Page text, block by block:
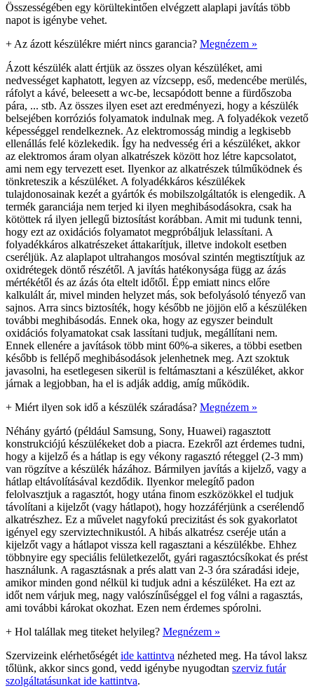
Összességében egy körültekintően elvégzett alaplapi javítás több
napot is igénybe vehet.
+ Az ázott készülékre miért nincs garancia? Megnézem »
Ázott készülék alatt értjük az összes olyan készüléket, ami
nedvességet kaphatott, legyen az vízcsepp, eső, medencébe merülés,
ráfolyt a kávé, beleesett a wc-be, lecsapódott benne a fürdőszoba
pára, ... stb. Az összes ilyen eset azt eredményezi, hogy a készülék
belsejében korróziós folyamatok indulnak meg. A folyadékok vezető
képességgel rendelkeznek. Az elektromosság mindig a legkisebb
ellenállás felé közlekedik. Így ha nedvesség éri a készüléket, akkor
az elektromos áram olyan alkatrészek között hoz létre kapcsolatot,
ami nem egy tervezett eset. Ilyenkor az alkatrészek túlműködnek és
tönkreteszik a készüléket. A folyadékkáros készülékek
tulajdonosainak kezét a gyártók és mobilszolgáltatók is elengedik. A
termék garanciája nem terjed ki ilyen meghibásodásokra, csak ha
kötöttek rá ilyen jellegű biztosítást korábban. Amit mi tudunk tenni,
hogy ezt az oxidációs folyamatot megpróbáljuk lelassítani. A
folyadékkáros alkatrészeket áttakarítjuk, illetve indokolt esetben
cseréljük. Az alaplapot ultrahangos mosóval szintén megtisztítjuk az
oxidrétegek döntő részétől. A javítás hatékonysága függ az ázás
mértékétől és az ázás óta eltelt időtől. Épp emiatt nincs előre
kalkulált ár, mivel minden helyzet más, sok befolyásoló tényező van
sajnos. Arra sincs biztosíték, hogy később ne jöjjön elő a készüléken
további meghibásodás. Ennek oka, hogy az egyszer beindult
oxidációs folyamatokat csak lassítani tudjuk, megállítani nem.
Ennek ellenére a javítások több mint 60%-a sikeres, a többi esetben
később is fellépő meghibásodások jelenhetnek meg. Azt szoktuk
javasolni, ha esetlegesen sikerül is feltámasztani a készüléket, akkor
járnak a legjobban, ha el is adják addig, amíg működik.
+ Miért ilyen sok idő a készülék száradása? Megnézem »
Néhány gyártó (például Samsung, Sony, Huawei) ragasztott
konstrukciójú készülékeket dob a piacra. Ezekről azt érdemes tudni,
hogy a kijelző és a hátlap is egy vékony ragasztó réteggel (2-3 mm)
van rögzítve a készülék házához. Bármilyen javítás a kijelző, vagy a
hátlap eltávolításával kezdődik. Ilyenkor melegítő padon
felolvasztjuk a ragasztót, hogy utána finom eszközökkel el tudjuk
távolítani a kijelzőt (vagy hátlapot), hogy hozzáférjünk a cserélendő
alkatrészhez. Ez a művelet nagyfokú precizitást és sok gyakorlatot
igényel egy szerviztechnikustól. A hibás alkatrész cseréje után a
kijelzőt vagy a hátlapot vissza kell ragasztani a készülékbe. Ehhez
többnyire egy speciális felületkezelőt, gyári ragasztócsíkokat és prést
használunk. A ragasztásnak a prés alatt van 2-3 óra száradási ideje,
amikor minden gond nélkül ki tudjuk adni a készüléket. Ha ezt az
időt nem várjuk meg, nagy valószínűséggel el fog válni a ragasztás,
ami további károkat okozhat. Ezen nem érdemes spórolni.
+ Hol talállak meg titeket helyileg? Megnézem »
Szervizeink elérhetőségét ide kattintva nézheted meg. Ha távol laksz
tőlünk, akkor sincs gond, vedd igénybe nyugodtan szerviz futár
szolgáltatásunkat ide kattintva.